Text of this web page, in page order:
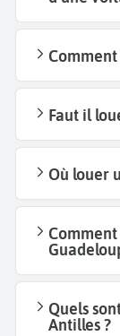
Faut il
Où louer
Quels
Antilles ?